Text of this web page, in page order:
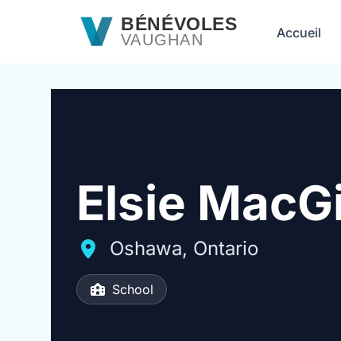
Passer au contenu principalBÉNÉVOLES
VAUGHAN Accueil
Elsie
Oshawa, Ontario
School